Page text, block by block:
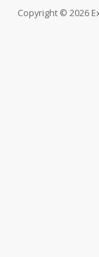
Copyright © 2026